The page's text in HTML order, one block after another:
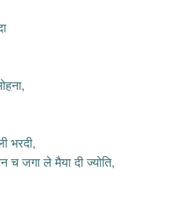
भरदी,
च जगा ले मैया दी ज्योति,